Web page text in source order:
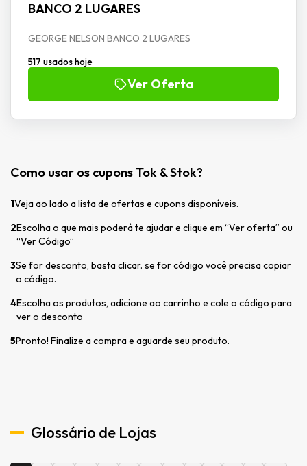
BANCO 2 LUGARES
GEORGE NELSON BANCO 2 LUGARES
517 usados hoje
Ver Oferta
Como usar os cupons Tok & Stok?
1Veja ao lado a lista de ofertas e cupons disponíveis.
2Escolha o que mais poderá te ajudar e clique em “Ver oferta” ou
“Ver Código”
3Se for desconto, basta clicar. se for código você precisa copiar
o código.
4Escolha os produtos, adicione ao carrinho e cole o código para
ver o desconto
5Pronto! Finalize a compra e aguarde seu produto.
Glossário de Lojas